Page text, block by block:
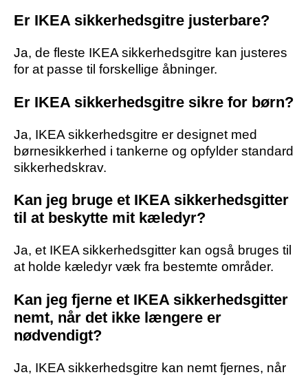
Er IKEA sikkerhedsgitre justerbare?
Ja, de fleste IKEA sikkerhedsgitre kan justeres
for at passe til forskellige åbninger.
Er IKEA sikkerhedsgitre sikre for børn?
Ja, IKEA sikkerhedsgitre er designet med
børnesikkerhed i tankerne og opfylder standard
sikkerhedskrav.
Kan jeg bruge et IKEA sikkerhedsgitter
til at beskytte mit kæledyr?
Ja, et IKEA sikkerhedsgitter kan også bruges til
at holde kæledyr væk fra bestemte områder.
Kan jeg fjerne et IKEA sikkerhedsgitter
nemt, når det ikke længere er
nødvendigt?
Ja, IKEA sikkerhedsgitre kan nemt fjernes, når